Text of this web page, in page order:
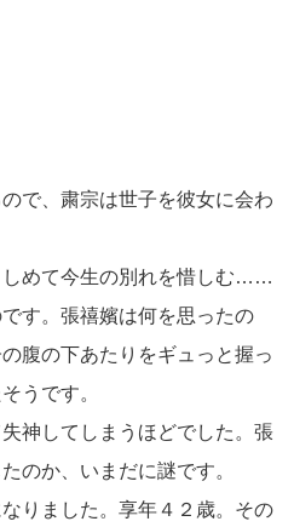
で、粛宗は世子を彼女に会わ
しめて今生の別れを惜しむ……
す。張禧嬪は何を思ったの
腹の下あたりをギュっと握っ
うです。
神してしまうほどでした。張
のか、いまだに謎です。
りました。享年４２歳。その